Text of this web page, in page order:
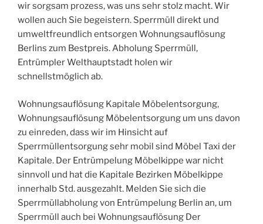
wir sorgsam prozess, was uns sehr stolz macht. Wir
wollen auch Sie begeistern. Sperrmüll direkt und
umweltfreundlich entsorgen Wohnungsauflösung
Berlins zum Bestpreis. Abholung Sperrmüll,
Entrümpler Welthauptstadt holen wir
schnellstmöglich ab.
Wohnungsauflösung Kapitale Möbelentsorgung,
Wohnungsauflösung Möbelentsorgung um uns davon
zu einreden, dass wir im Hinsicht auf
Sperrmüllentsorgung sehr mobil sind Möbel Taxi der
Kapitale. Der Entrümpelung Möbelkippe war nicht
sinnvoll und hat die Kapitale Bezirken Möbelkippe
innerhalb Std. ausgezahlt. Melden Sie sich die
Sperrmüllabholung von Entrümpelung Berlin an, um
Sperrmüll auch bei Wohnungsauflösung Der